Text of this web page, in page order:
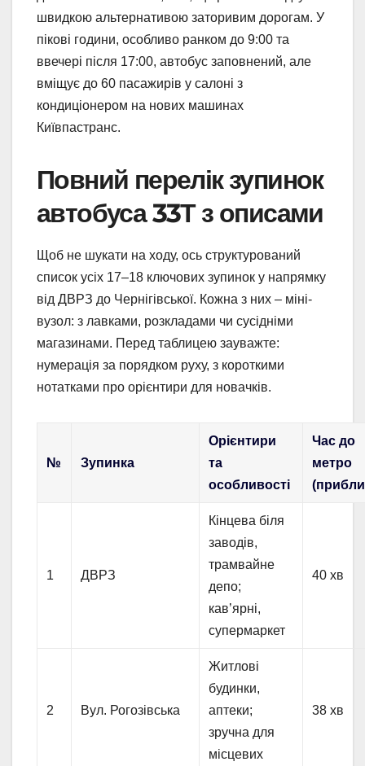
швидкою альтернативою заторивим дорогам. У
пікові години, особливо ранком до 9:00 та
ввечері після 17:00, автобус заповнений, але
вміщує до 60 пасажирів у салоні з
кондиціонером на нових машинах
Київпастранс.
Повний перелік зупинок
автобуса 33Т з описами
Щоб не шукати на ходу, ось структурований
список усіх 17–18 ключових зупинок у напрямку
від ДВРЗ до Чернігівської. Кожна з них – міні-
вузол: з лавками, розкладами чи сусідніми
магазинами. Перед таблицею зауважте:
нумерація за порядком руху, з короткими
нотатками про орієнтири для новачків.
№ Зупинка
Орієнтири
та
особливості
Час до
метро
1 ДВРЗ
Кінцева біля
заводів,
трамвайне
депо;
кав’ярні,
супермаркет
40 хв
2 Вул. Рогозівська
Житлові
будинки,
аптеки;
зручна для
місцевих
38 хв